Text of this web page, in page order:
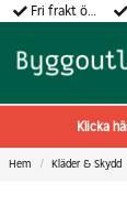
Fri frakt över 499:-
Klicka
Hem Kläder & Skydd